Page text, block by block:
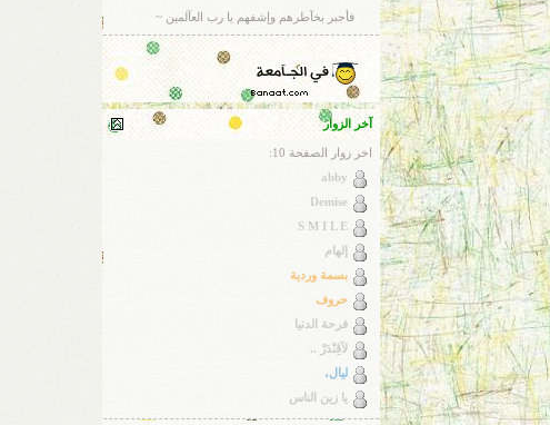
فأجبر بخآطرهم وإشفهم يا رب العآلمين ~
آخر الزوار
اخر زوار الصفحة 10:
abby
Demise
S M I L E
إلهام
بسمة وردية
حروف
فرحة الدنيا
لآڤِنْدَرْ ..
ليال،
يا زين الناس